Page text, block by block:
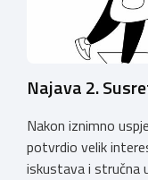
Najava 2.
Nakon iznimno
potvrdio velik
iskustava i stručna